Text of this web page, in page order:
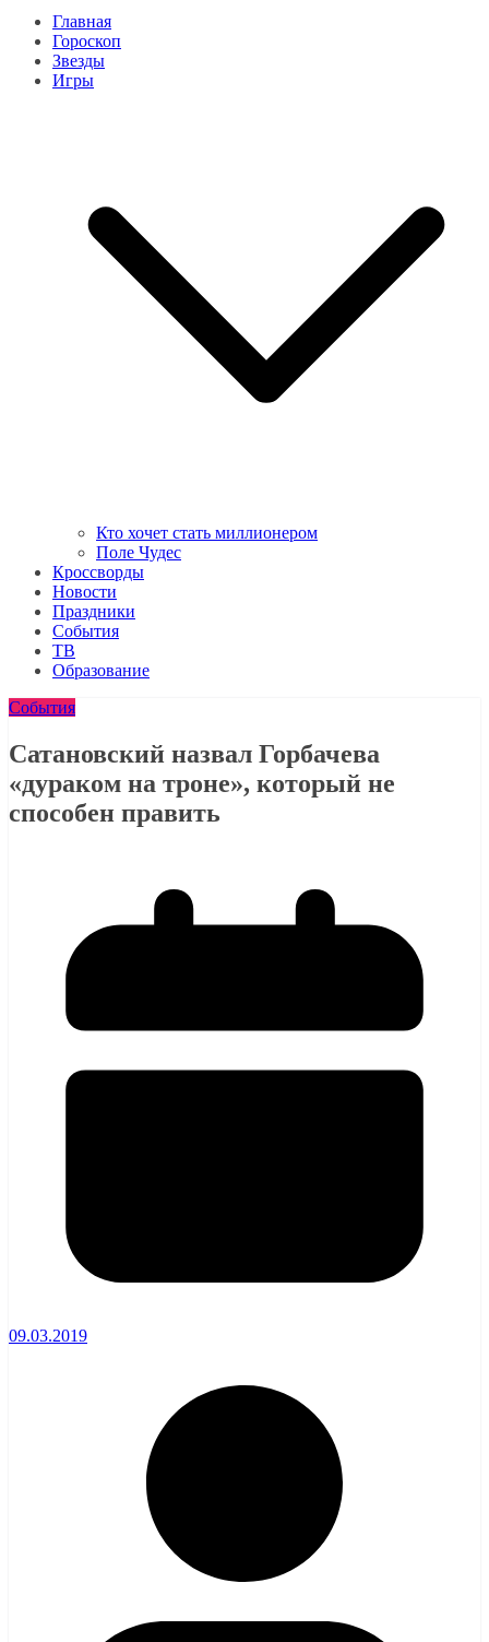
Главная
Гороскоп
Звезды
Игры
Кто хочет стать миллионером
Поле Чудес
Кроссворды
Новости
Праздники
События
ТВ
Образование
События
Сатановский назвал Горбачева
«дураком на троне», который не
способен править
09.03.2019